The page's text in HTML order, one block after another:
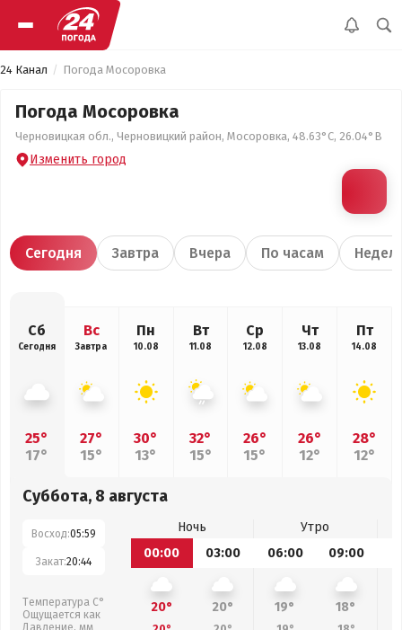
24 Канал Погода Мосоровка
Погода Мосоровка
Черновицкая обл., Черновицкий район, Мосоровка, 48.63°С, 26.04°В
Изменить город
Сегодня Завтра Вчера По часам
Сб
Сегодня
25°
17°
Вс
Завтра
27°
15°
Пн
10.08
30°
13°
Вт
11.08
32°
15°
Ср
12.08
26°
15°
Чт
13.08
26°
12°
Пт
14.08
28°
12°
Суббота, 8 августа
Восход:05:59
Закат:20:44
Температура С°
Ощущается как
Давление, мм
Ночь
Утро
00:00
03:00 06:00 09:00
20° 20° 19° 18°